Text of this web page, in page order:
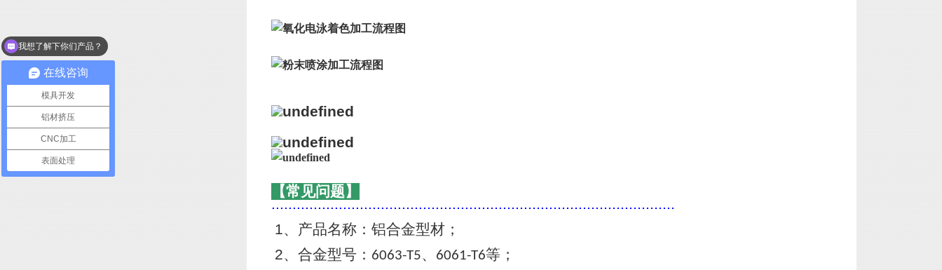
【常见问题】
................................................................................................
1、产品名称：铝合金型材；
2、合金型号： 6063-T5、 6061-T6等；
在线咨询
模具开发
铝材挤压
CNC加工
表面处理
我想了解下你们产品？